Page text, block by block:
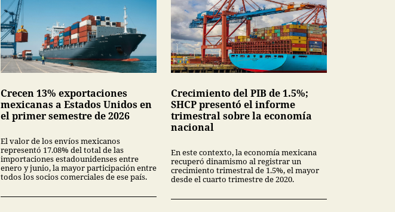
Crecen 13% exportaciones
mexicanas a Estados Unidos en
el primer semestre de 2026
El valor de los envíos mexicanos
representó 17.08% del total de las
importaciones estadounidenses entre
enero y junio, la mayor participación entre
todos los socios comerciales de ese país.
Crecimiento del PIB de 1.5%;
SHCP presentó el informe
trimestral sobre la economía
nacional
En este contexto, la economía mexicana
recuperó dinamismo al registrar un
crecimiento trimestral de 1.5%, el mayor
desde el cuarto trimestre de 2020.